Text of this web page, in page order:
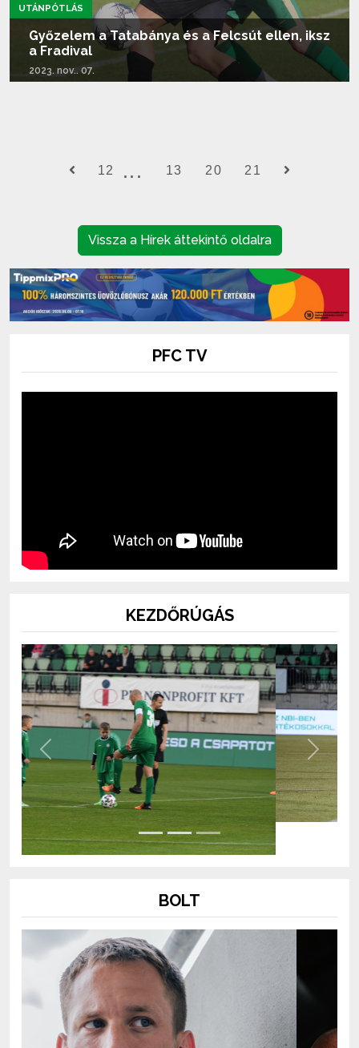
UTÁNPÓTLÁS
Győzelem a Tatabánya és a Felcsút ellen, iksz
a Fradival
2023. nov.. 07.
12 13 20 21
Vissza a Hírek áttekintő oldalra
PFC TV
KEZDŐRÚGÁS
Previous Next